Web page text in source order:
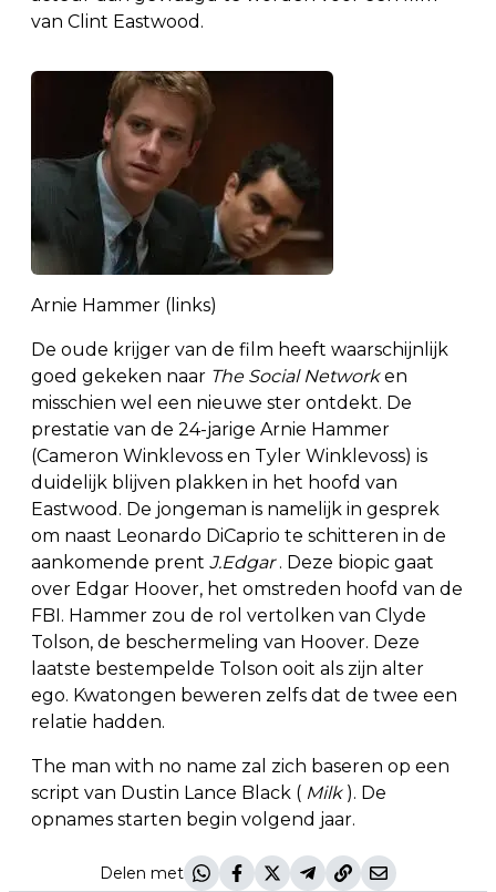
van Clint Eastwood.
Arnie Hammer (links)
De oude krijger van de film heeft waarschijnlijk
goed gekeken naar The Social Networken
misschien wel een nieuwe ster ontdekt. De
prestatie van de 24-jarige Arnie Hammer
(Cameron Winklevoss en Tyler Winklevoss) is
duidelijk blijven plakken in het hoofd van
Eastwood. De jongeman is namelijk in gesprek
om naast Leonardo DiCaprio te schitteren in de
aankomende prent J.Edgar. Deze biopic gaat
over Edgar Hoover, het omstreden hoofd van de
FBI. Hammer zou de rol vertolken van Clyde
Tolson, de beschermeling van Hoover. Deze
laatste bestempelde Tolson ooit als zijn alter
ego. Kwatongen beweren zelfs dat de twee een
relatie hadden.
The man with no name zal zich baseren op een
script van Dustin Lance Black ( Milk). De
opnames starten begin volgend jaar.
Delen met